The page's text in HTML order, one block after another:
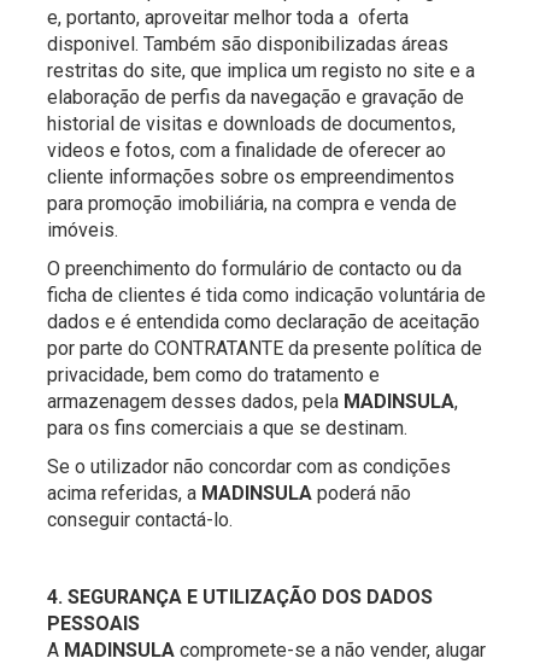
e, portanto, aproveitar melhor toda a oferta
disponivel. Também são disponibilizadas áreas
restritas do site, que implica um registo no site e a
elaboração de perfis da navegação e gravação de
historial de visitas e downloads de documentos,
videos e fotos, com a finalidade de oferecer ao
cliente informações sobre os empreendimentos
para promoção imobiliária, na compra e venda de
imóveis.
O preenchimento do formulário de contacto ou da
ficha de clientes é tida como indicação voluntária de
dados e é entendida como declaração de aceitação
por parte do CONTRATANTE da presente política de
privacidade, bem como do tratamento e
armazenagem desses dados, pela MADINSULA,
para os fins comerciais a que se destinam.
Se o utilizador não concordar com as condições
acima referidas, a MADINSULApoderá não
conseguir contactá-lo.
4. SEGURANÇA E UTILIZAÇÃO DOS DADOS
PESSOAIS
A MADINSULAcompromete-se a não vender, alugar